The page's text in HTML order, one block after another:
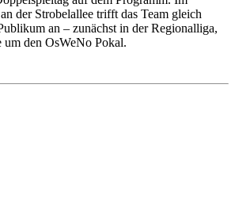
der Strobelallee trifft das Team gleich
an – zunächst in der Regionalliga,
um den OsWeNo Pokal.